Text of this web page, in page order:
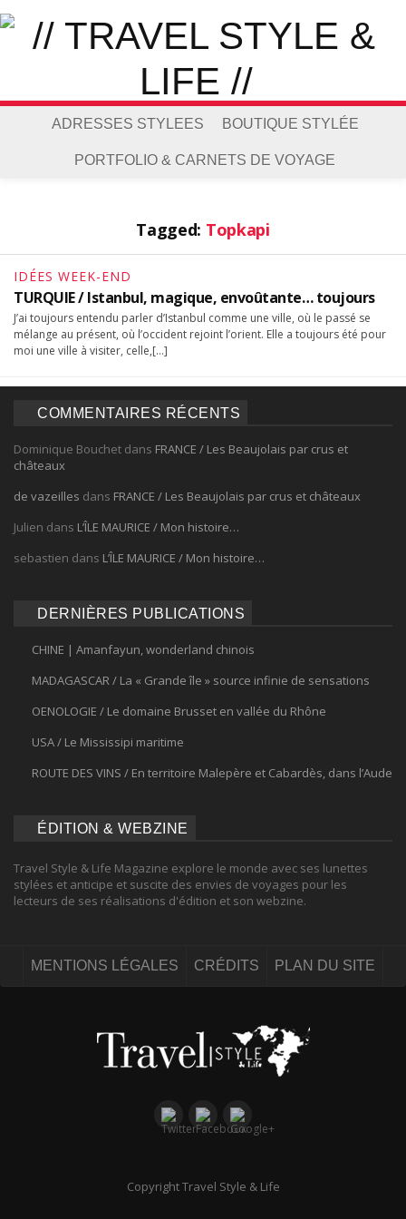
ADRESSES STYLEES BOUTIQUE STYLÉE
PORTFOLIO & CARNETS DE VOYAGE
Tagged: Topkapi
IDÉES WEEK-END
TURQUIE / Istanbul, magique, envoûtante… toujours
J’ai toujours entendu parler d’Istanbul comme une ville, où le passé se
mélange au présent, où l’occident rejoint l’orient. Elle a toujours été pour
moi une ville à visiter, celle,[…]
COMMENTAIRES RÉCENTS
Dominique Bouchet dans FRANCE / Les Beaujolais par crus et
châteaux
de vazeilles dans FRANCE / Les Beaujolais par crus et châteaux
Julien dans L’ÎLE MAURICE / Mon histoire…
sebastien dans L’ÎLE MAURICE / Mon histoire…
DERNIÈRES PUBLICATIONS
CHINE | Amanfayun, wonderland chinois
MADAGASCAR / La « Grande île » source infinie de sensations
OENOLOGIE / Le domaine Brusset en vallée du Rhône
USA / Le Mississipi maritime
ROUTE DES VINS / En territoire Malepère et Cabardès, dans l’Aude
ÉDITION & WEBZINE
Travel Style & Life Magazine explore le monde avec ses lunettes
stylées et anticipe et suscite des envies de voyages pour les
lecteurs de ses réalisations d'édition et son webzine.
MENTIONS LÉGALES CRÉDITS PLAN DU SITE
Copyright Travel Style & Life